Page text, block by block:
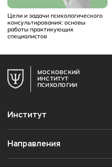
Цели и задачи психологического
консультирования: основы
работы практикующих
специалистов
МОСКОВСКИЙ
ИНСТИТУТ
ПСИХОЛОГИИ
Институт
Направления